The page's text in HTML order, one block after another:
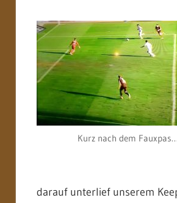
Kurz nach dem Fauxpas…
darauf unterlief unserem